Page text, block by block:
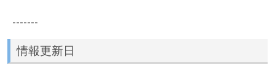
-------
情報更新日